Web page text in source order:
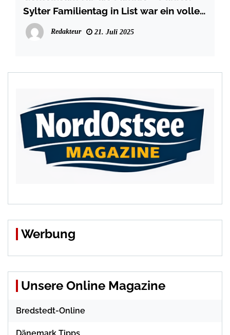
Sylter Familientag in List war ein voller
Erfolg
Redakteur 21. Juli 2025
Werbung
Unsere Online Magazine
Bredstedt-Online